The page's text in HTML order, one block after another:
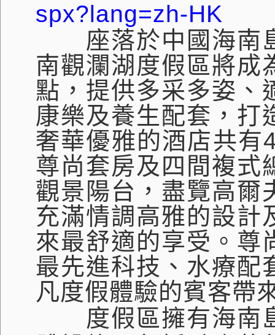
spx?lang=zh-HK
座落於中國海南
南觀瀾湖度假區將成
點，提供多采多姿、
康樂及養生配套，打
奢華優雅的酒店共有
尊尚套房及四間複式
觀景陽台，盡覽高爾
充滿情調高雅的設計
來最舒適的享受。尊
最先進科技、水療配
凡度假體驗的賓客帶
度假區擁有海南島